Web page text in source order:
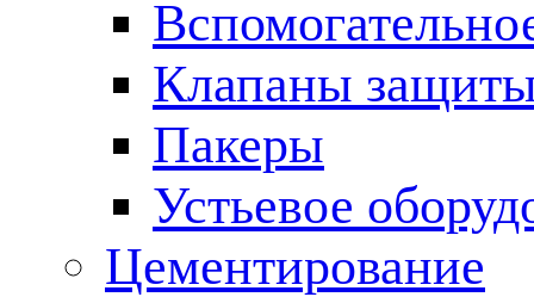
Клапаны
Пакеры
Устьевое
Цементирование